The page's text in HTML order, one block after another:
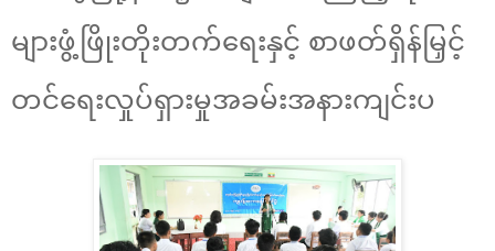
များဖွံ့ဖြိုးတိုးတက်ရေးနှင့် စာဖတ်ရှိန်မြှင့်
တင်ရေးလှုပ်ရှားမှုအခမ်းအနားကျင်းပ